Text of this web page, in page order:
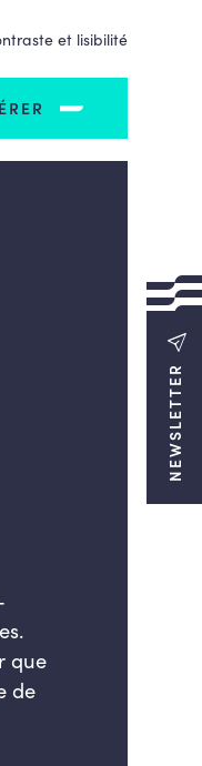
et lisibilité
NEWSLETTER
que
de